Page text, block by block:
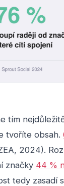
tím
tvoříte obsah.
2024).
značky 44 %
tedy zasadí